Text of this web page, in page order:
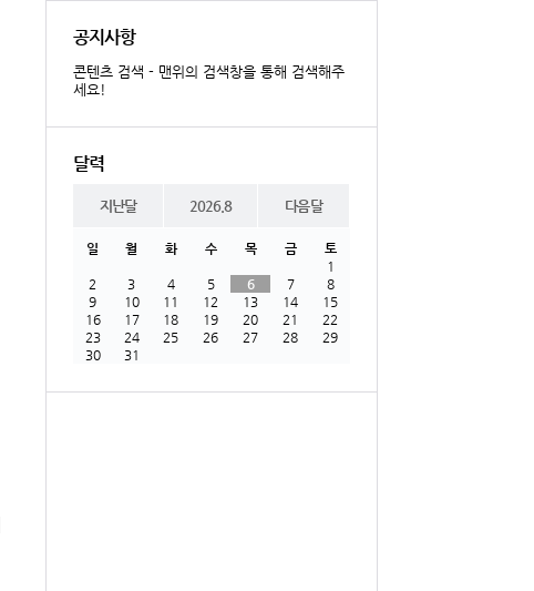
공지사항
콘텐츠 검색 - 맨위의 검색창을 통해 검색해주
세요!
달력
지난달 2026.8 다음달
일 월 화 수 목 금
토
1
2
3 4 5 6 7
8
9
10 11 12 13 14
15
16
17 18 19 20 21
22
23
24 25 26 27 28
29
30
31